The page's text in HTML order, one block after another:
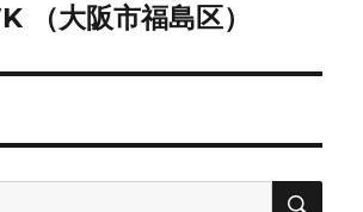
（大阪市福島区）
検